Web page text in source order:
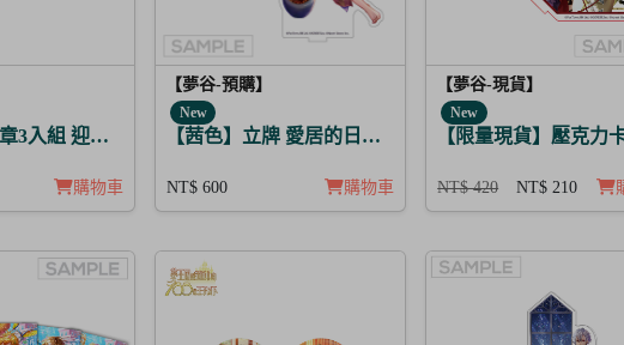
章3入組 迎春，貫徹仁義的火之誓言 蓋伊里
購物車
【夢谷-預購】
New
【茜色】立牌 愛居的日常 中原中也
NT$ 600 購物車
【夢谷-現貨】
New
【限量現貨】壓克力
NT$ 420 NT$ 210